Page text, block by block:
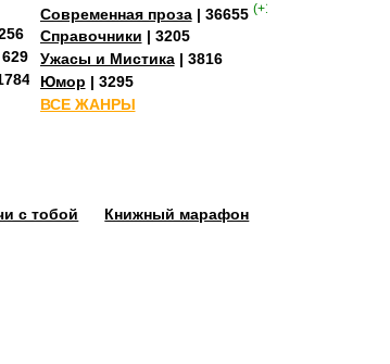
629
Современная проза| 36655 (+1)
Справочники | 3205
Ужасы и Мистика| 3816
Юмор | 3295
ВСЕ ЖАНРЫ
с тобой
Книжный марафон